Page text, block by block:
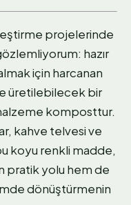
projelerinde
hazır
için harcanan
üretilebilecek bir
komposttur.
kahve telvesi ve
koyu renkli madde,
pratik yolu hem de
dönüştürmenin